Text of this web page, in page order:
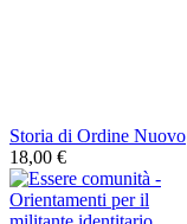
Storia di Ordine Nuovo
18,00 €